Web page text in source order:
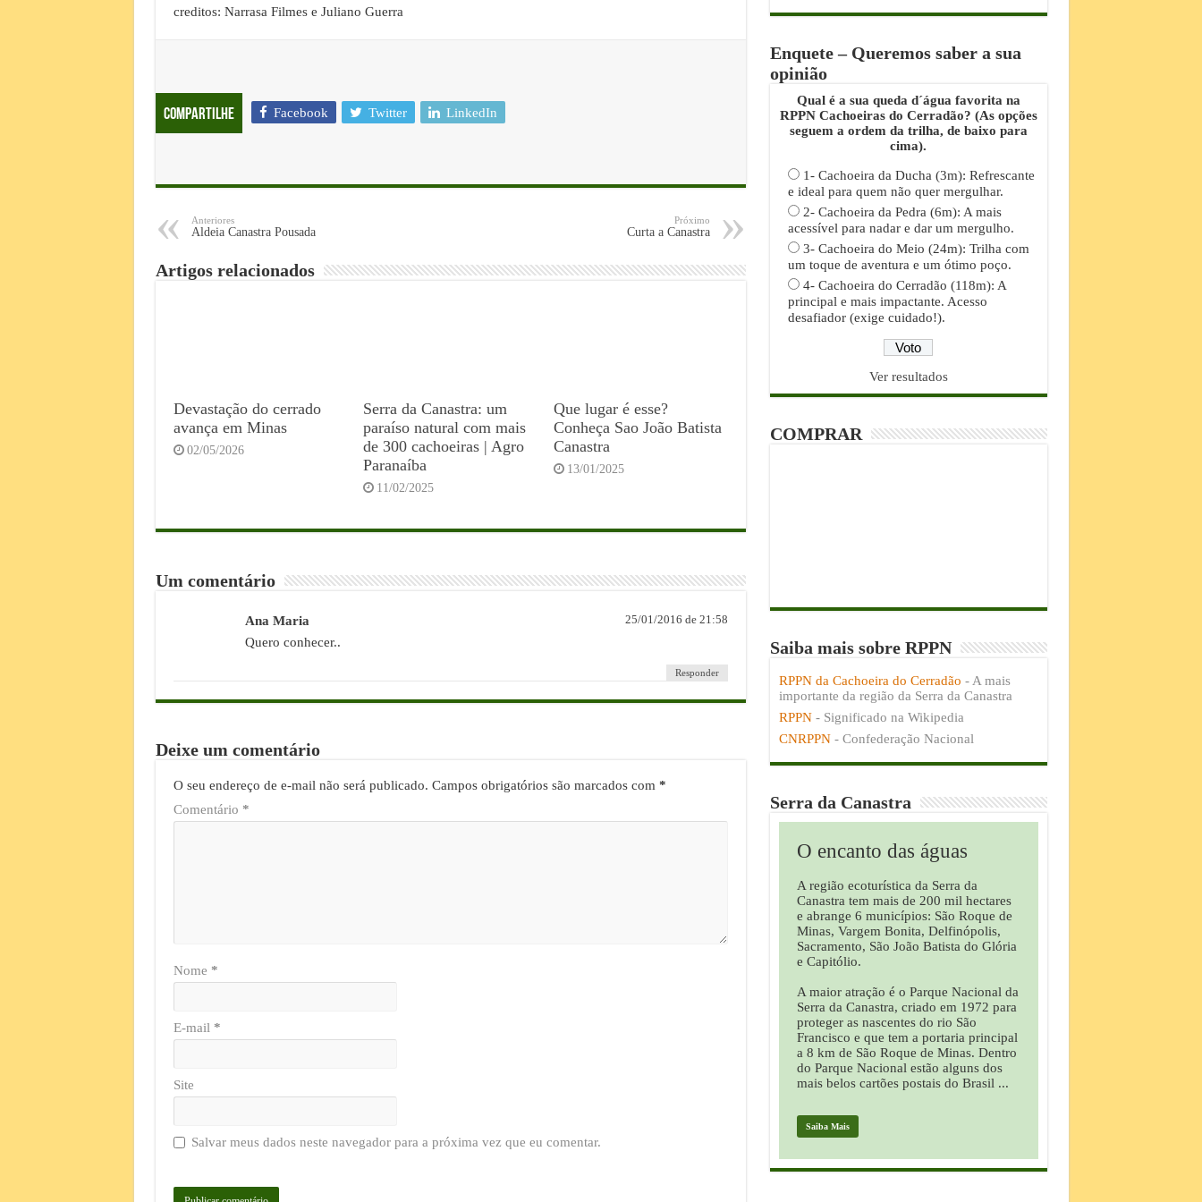
creditos: Narrasa Filmes e Juliano Guerra
Compartilhe Facebook Twitter LinkedIn
Anteriores
Aldeia Canastra Pousada
Próximo
Curta a Canastra
Artigos relacionados
Devastação do cerrado
avança em Minas
02/05/2026
Serra da Canastra: um
paraíso natural com mais
de 300 cachoeiras | Agro
Paranaíba
11/02/2025
Que lugar é esse?
Conheça Sao João Batista
Canastra
13/01/2025
Um comentário
Ana Maria 25/01/2016 de 21:58
Quero conhecer..
Responder
Deixe um comentário
O seu endereço de e-mail não será publicado. Campos obrigatórios são marcados com *
Comentário *
Nome *
E-mail *
Site
Salvar meus dados neste navegador para a próxima vez que eu comentar.
Enquete – Queremos saber a sua
opinião
Qual é a sua queda d´água favorita na
RPPN Cachoeiras do Cerradão? (As opções
seguem a ordem da trilha, de baixo para
cima).
1- Cachoeira da Ducha (3m): Refrescante
e ideal para quem não quer mergulhar.
2- Cachoeira da Pedra (6m): A mais
acessível para nadar e dar um mergulho.
3- Cachoeira do Meio (24m): Trilha com
um toque de aventura e um ótimo poço.
4- Cachoeira do Cerradão (118m): A
principal e mais impactante. Acesso
desafiador (exige cuidado!).
Ver resultados
COMPRAR
Saiba mais sobre RPPN
RPPN da Cachoeira do Cerradão - A mais
importante da região da Serra da Canastra
RPPN- Significado na Wikipedia
CNRPPN- Confederação Nacional
Serra da Canastra
O encanto das águas
A região ecoturística da Serra da
Canastra tem mais de 200 mil hectares
e abrange 6 municípios: São Roque de
Minas, Vargem Bonita, Delfinópolis,
Sacramento, São João Batista do Glória
e Capitólio.
A maior atração é o Parque Nacional da
Serra da Canastra, criado em 1972 para
proteger as nascentes do rio São
Francisco e que tem a portaria principal
a 8 km de São Roque de Minas. Dentro
do Parque Nacional estão alguns dos
mais belos cartões postais do Brasil ...
Saiba Mais